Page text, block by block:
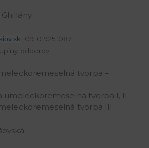
0910 925 087
odborov:
tvorba –
umeleckoremeselná tvorba I, II
tvorba III